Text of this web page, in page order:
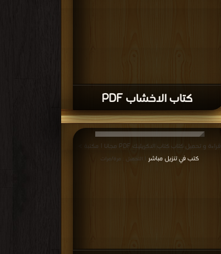
كتاب الاخشاب PDF
قراءة و تحميل كتاب كتاب الاكريليك PDF مجانا | مكتبة >
كتب في تنزيل مباشر| التحميل : مرة/مرات